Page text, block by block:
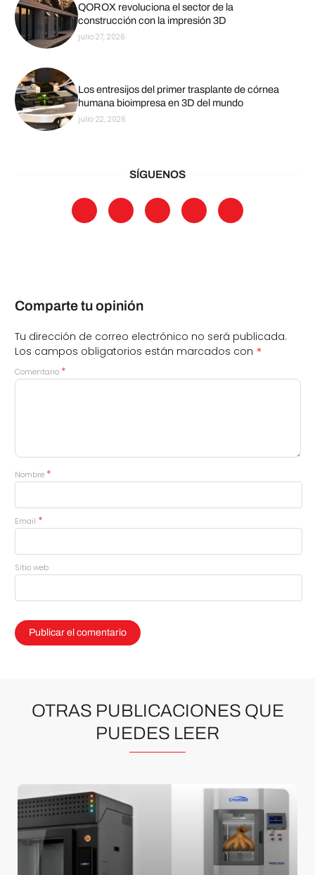
QOROX revoluciona el sector de la
construcción con la impresión 3D
julio 27, 2026
Los entresijos del primer trasplante de córnea
humana bioimpresa en 3D del mundo
julio 22, 2026
SÍGUENOS
Comparte tu opinión
Tu dirección de correo electrónico no será publicada.
Los campos obligatorios están marcados con *
Comentario *
Nombre *
Email *
Sitio web
OTRAS PUBLICACIONES QUE
PUEDES LEER